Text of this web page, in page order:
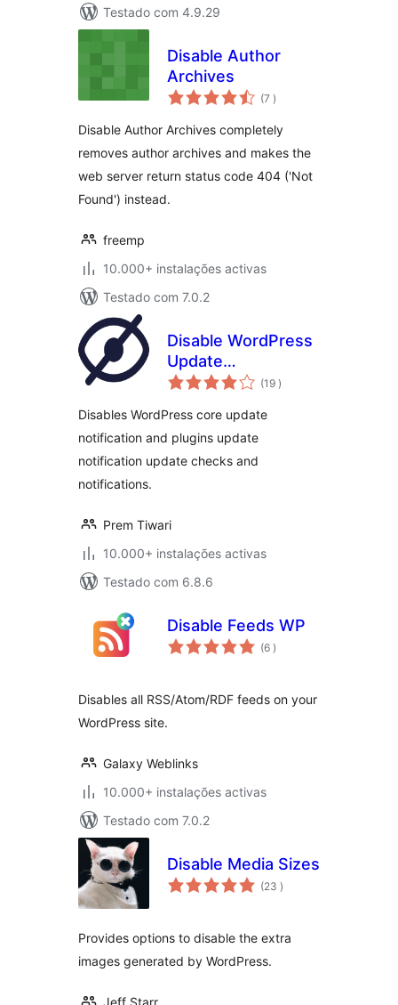
Testado com 4.9.29
Disable Author
Archives
(7 classificações
)
Disable Author Archives completely
removes author archives and makes the
web server return status code 404 ('Not
Found') instead.
freemp
10.000+ instalações activas
Testado com 7.0.2
Disable WordPress
Update
Notifications and
Notifications
(19 classificações
)
Disables WordPress core update
notification and plugins update
notification update checks and
notifications.
Prem Tiwari
10.000+ instalações activas
Testado com 6.8.6
Disable Feeds WP
(6 classificações
)
Disables all RSS/Atom/RDF feeds on your
WordPress site.
Galaxy Weblinks
10.000+ instalações activas
Testado com 7.0.2
Disable Media Sizes
(23 classificações
)
Provides options to disable the extra
images generated by WordPress.
Jeff Starr